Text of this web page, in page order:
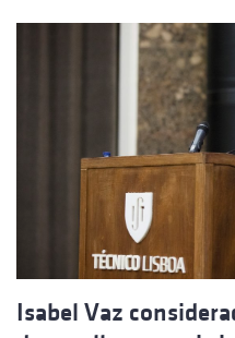
Isabel Vaz